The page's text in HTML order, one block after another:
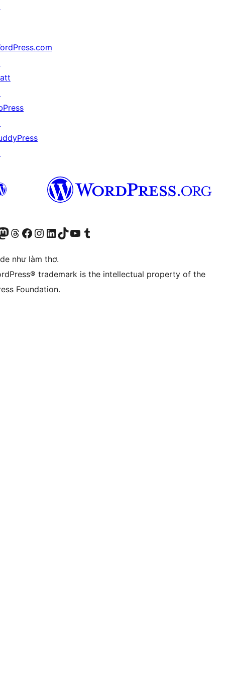
account
our Mastodon account
Visit our Threads account
Xem trang Facebook của chúng tôiTruy cập tài khoản Instagram của chúng tôiTruy cập tài khoản LinkedIn của chúng tôiVisit our TikTok account
Truy cập kênh YouTube của chúng tôi Visit our Tumblr account
như làm thơ.
trademark is the intellectual property of the
Foundation.